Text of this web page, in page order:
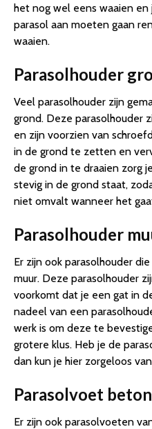
het nog wel eens waaien
parasol aan moeten gaan
waaien.
Parasolhouder
Veel parasolhouder zijn
grond. Deze parasolhouder
en zijn voorzien van
in de grond te zetten en
de grond in te draaien zorg
stevig in de grond staat,
niet omvalt wanneer het
Parasolhouder
Er zijn ook parasolhouder
muur. Deze parasolhouder
voorkomt dat je een gat in
nadeel van een
werk is om deze te
grotere klus. Heb je de
dan kun je hier zorgeloos
Parasolvoet beton
Er zijn ook parasolvoeten